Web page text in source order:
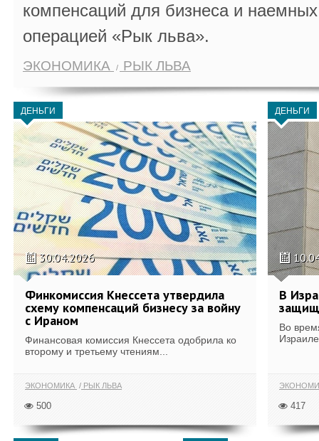
компенсаций для бизнеса и
операцией «Рык льва».
ЭКОНОМИКА РЫК ЛЬВА
ДЕНЬГИ
30.04.2026
Финкомиссия Кнессета утвердила
схему компенсаций бизнесу за войну
с Ираном
Финансовая комиссия Кнессета одобрила ко
второму и третьему чтениям...
ЭКОНОМИКА РЫК ЛЬВА
500
ДЕНЬГИ
В
Во
417